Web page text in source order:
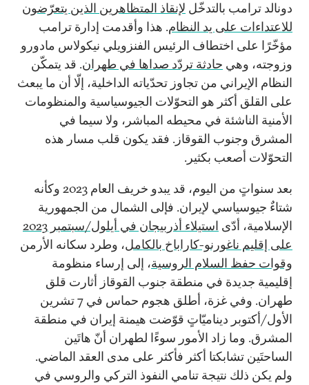
دونالد ترامب بالتدخّل لإنقاذ المتظاهرين الذين يتعرّضون
للاعتداءات على يد النظام. هذا وأقدمت إدارة ترامب
مؤخّرًا على اختطاف الرئيس الفنزويلي نيكولاس مادورو
وزوجته، وهي حادثة تردّد صداها في طهران. قد يتمكّن
النظام الإيراني من تجاوز تحدّياته الداخلية، إلّا أن ما يبعث
على القلق أكثر هو التحوّلات الجيوسياسية والمنظومات
الأمنية الناشئة في محيطه المباشر، ولا سيما في
المشرق وجنوب القوقاز. فقد يكون قلب مسار هذه
التحوّلات أصعب بكثير.
بعد سنواتٍ من اليوم، قد يبدو خريف العام 2023 وكأنه
شتاءٌ جيوسياسي لإيران. فإلى الشمال من الجمهورية
الإسلامية، أدّى
استيلاء أذربيجان في أيلول/سبتمبر 2023
على إقليم ناغورنو-كاراباخ بالكامل، وطرد سكانه الأرمن
وقوات حفظ السلام الروسية، إلى إرساء منظومة
إقليمية جديدة في منطقة جنوب القوقاز أثارت قلق
طهران. وفي غزة، أطلق هجوم حماس في 7 تشرين
الأول/أكتوبر ديناميّاتٍ قوّضت هيمنة إيران في منطقة
المشرق. وما زاد الأمور سوءًا لطهران أنّ هاتَين
الساحتَين تشابكتا أكثر فأكثر على مدى العقد الماضي.
ولم يكن ذلك نتيجة تنامي النفوذ التركي والروسي في